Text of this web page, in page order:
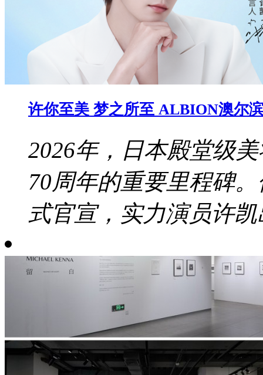
许你至美 梦之所至 ALBION澳尔
2026年，日本殿堂级
70周年的重要里程碑
式官宣，实力演员许